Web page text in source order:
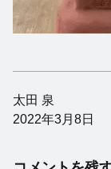
太田 泉
2022年3月8日